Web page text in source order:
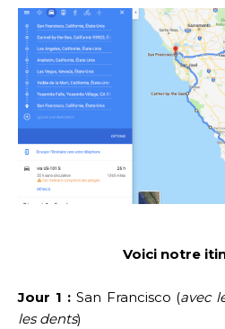
Voici notre
Jour 1 : San Francisco (avec
les dents)